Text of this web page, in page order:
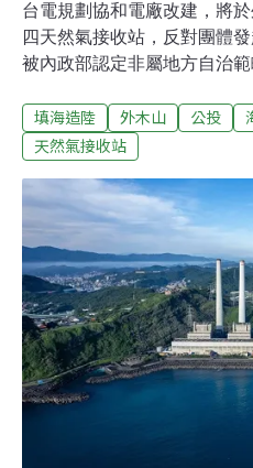
台電規劃協和電廠改建，將
四天然氣接收站，反對團體
被內政部認定非屬地方自治
（12日）提出行政訴願，痛
抗爭到底。環團反駁無涉及
海造陸興建第四天然氣接收
完成連署，送市政府審查，
被內政部認定非屬地方自治
重啟審查，允許公投補件再
21日）發函，強調公投違背
方制度法》撤銷基市府審查
行動小組今日於行政院前抗
心足生態協會專職律師蔡雅
要求基隆市府拒絕於「水產動
填海造陸 外木山 公投
天然氣接收站